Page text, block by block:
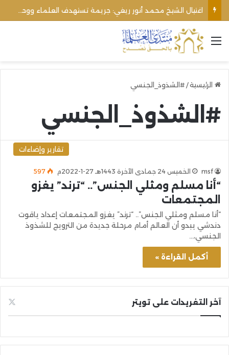
القائمة
الرئيسية/ #الشذوذ_الجنسي
#الشذوذ_الجنسي
تقارير وإضاءات
msf الخميس 24 جمادى الآخرة 1443هـ 27-1-2022م 597
“أنا مسلم ومثلي الجنس”.. “ترند” يغزو
المجتمعات
“أنا مسلم ومثلي الجنس”.. “ترند” يغزو المجتمعات إعداد ياقوت
دندشي يبدو أن العالم أمام مرحلة جديدة من الترويج للشذوذ
الجنسي،…
أكمل القراءة »
آخر التغريدات على تويتر